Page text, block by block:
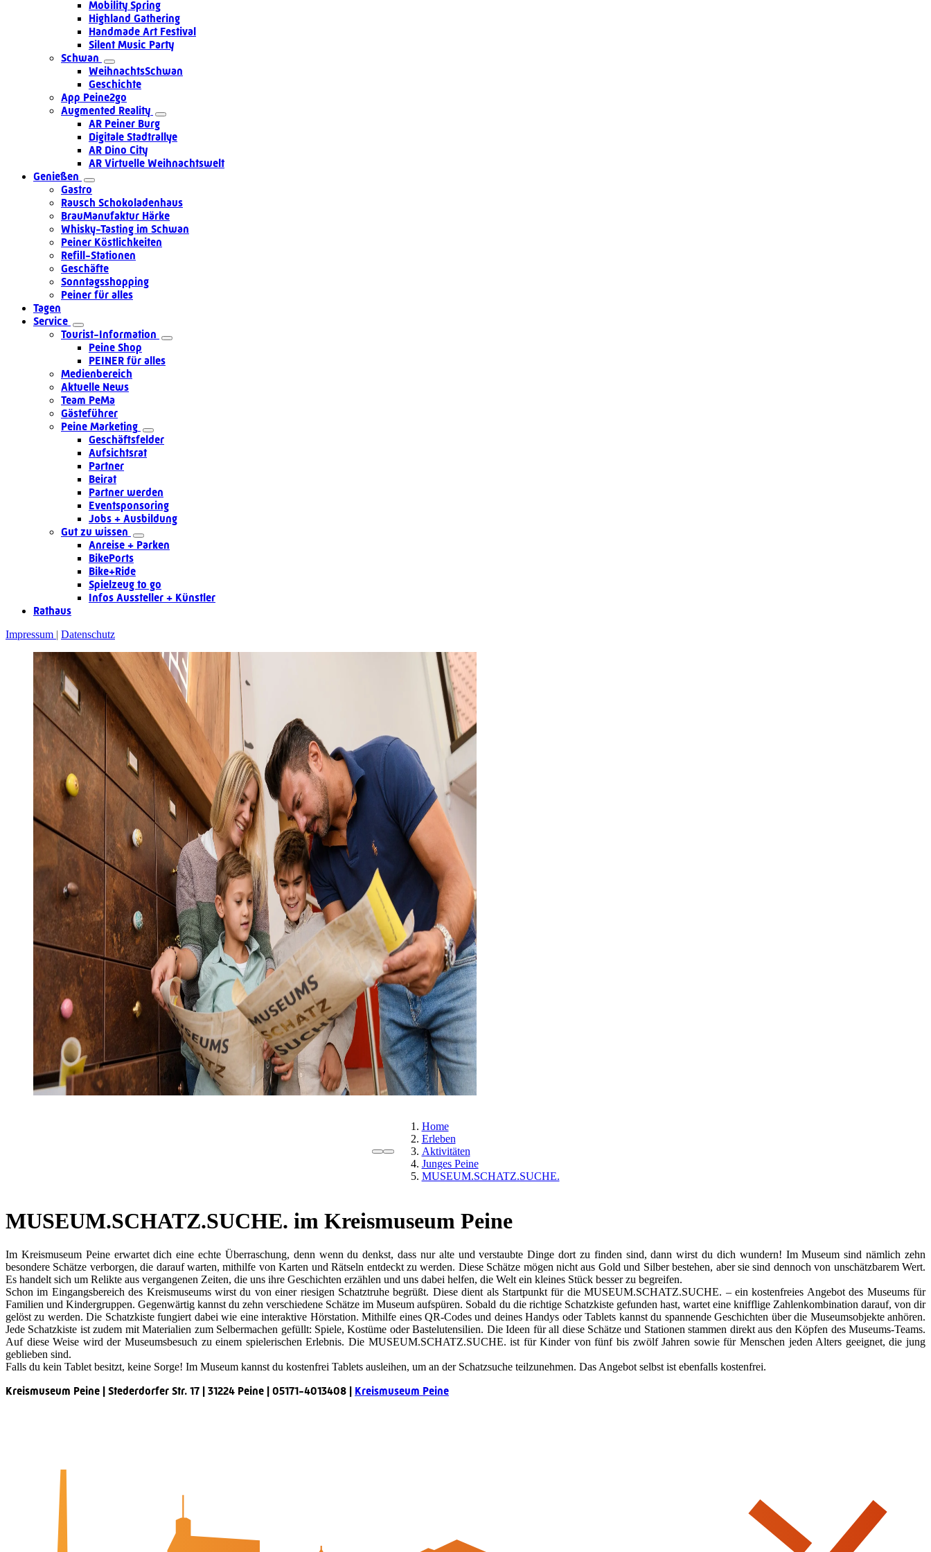
Mobility Spring
Highland Gathering
Handmade Art Festival
Silent Music Party
Schwan
WeihnachtsSchwan
Geschichte
App Peine2go
Augmented Reality
AR Peiner Burg
Digitale Stadtrallye
AR Dino City
AR Virtuelle Weihnachtswelt
Genießen
Gastro
Rausch Schokoladenhaus
BrauManufaktur Härke
Whisky-Tasting im Schwan
Peiner Köstlichkeiten
Refill-Stationen
Geschäfte
Sonntagsshopping
Peiner für alles
Tagen
Service
Tourist-Information
Peine Shop
PEINER für alles
Medienbereich
Aktuelle News
Team PeMa
Gästeführer
Peine Marketing
Geschäftsfelder
Aufsichtsrat
Partner
Beirat
Partner werden
Eventsponsoring
Jobs + Ausbildung
Gut zu wissen
Anreise + Parken
BikePorts
Bike+Ride
Spielzeug to go
Infos Aussteller + Künstler
Rathaus
Impressum Datenschutz
Home
Erleben
Aktivitäten
Junges Peine
MUSEUM.SCHATZ.SUCHE.
MUSEUM.SCHATZ.SUCHE. im Kreismuseum Peine
Im Kreismuseum Peine erwartet dich eine echte Überraschung, denn wenn du denkst, dass nur alte und verstaubte Dinge dort zu finden sind, dann wirst du dich wundern! Im Museum sind nämlich zehn
besondere Schätze verborgen, die darauf warten, mithilfe von Karten und Rätseln entdeckt zu werden. Diese Schätze mögen nicht aus Gold und Silber bestehen, aber sie sind dennoch von unschätzbarem Wert.
Es handelt sich um Relikte aus vergangenen Zeiten, die uns ihre Geschichten erzählen und uns dabei helfen, die Welt ein kleines Stück besser zu begreifen.
Schon im Eingangsbereich des Kreismuseums wirst du von einer riesigen Schatztruhe begrüßt. Diese dient als Startpunkt für die MUSEUM.SCHATZ.SUCHE. – ein kostenfreies Angebot des Museums für
Familien und Kindergruppen. Gegenwärtig kannst du zehn verschiedene Schätze im Museum aufspüren. Sobald du die richtige Schatzkiste gefunden hast, wartet eine knifflige Zahlenkombination darauf, von dir
gelöst zu werden. Die Schatzkiste fungiert dabei wie eine interaktive Hörstation. Mithilfe eines QR-Codes und deines Handys oder Tablets kannst du spannende Geschichten über die Museumsobjekte anhören.
Jede Schatzkiste ist zudem mit Materialien zum Selbermachen gefüllt: Spiele, Kostüme oder Bastelutensilien. Die Ideen für all diese Schätze und Stationen stammen direkt aus den Köpfen des Museums-Teams.
Auf diese Weise wird der Museumsbesuch zu einem spielerischen Erlebnis. Die MUSEUM.SCHATZ.SUCHE. ist für Kinder von fünf bis zwölf Jahren sowie für Menschen jeden Alters geeignet, die jung
geblieben sind.
Falls du kein Tablet besitzt, keine Sorge! Im Museum kannst du kostenfrei Tablets ausleihen, um an der Schatzsuche teilzunehmen. Das Angebot selbst ist ebenfalls kostenfrei.
Kreismuseum Peine | Stederdorfer Str. 17 | 31224 Peine | 05171-4013408 | Kreismuseum Peine
Peine.NextLevel
Citymanagement
Mediencenter